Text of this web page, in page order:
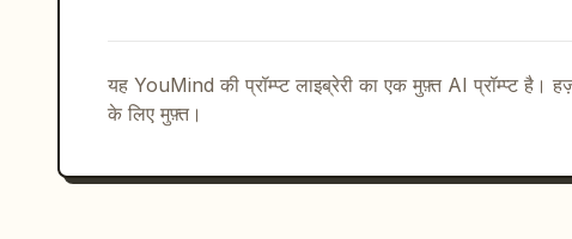
यह YouMind की प्रॉम्प्ट लाइब्रेरी का एक मुफ़्त AI प्रॉम्प्ट है।
के लिए मुफ़्त।